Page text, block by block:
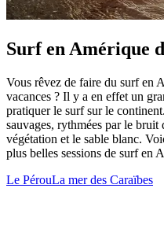
Surf en Amérique
Vous rêvez de faire du surf en
vacances ? Il y a en effet un
pratiquer le surf sur le
sauvages, rythmées par le bruit
végétation et le sable blanc.
plus belles sessions de surf en
Le PérouLa mer des Caraïbes